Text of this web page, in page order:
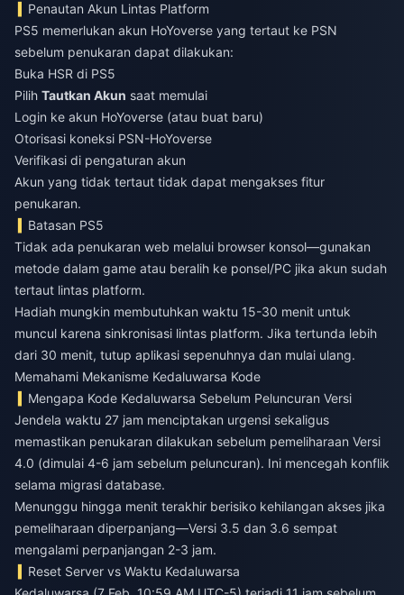
Penautan Akun Lintas Platform
PS5 memerlukan akun HoYoverse yang tertaut ke PSN
sebelum penukaran dapat dilakukan:
Buka HSR di PS5
Pilih Tautkan Akun saat memulai
Login ke akun HoYoverse (atau buat baru)
Otorisasi koneksi PSN-HoYoverse
Verifikasi di pengaturan akun
Akun yang tidak tertaut tidak dapat mengakses fitur
penukaran.
Batasan PS5
Tidak ada penukaran web melalui browser konsol—gunakan
metode dalam game atau beralih ke ponsel/PC jika akun sudah
tertaut lintas platform.
Hadiah mungkin membutuhkan waktu 15-30 menit untuk
muncul karena sinkronisasi lintas platform. Jika tertunda lebih
dari 30 menit, tutup aplikasi sepenuhnya dan mulai ulang.
Memahami Mekanisme Kedaluwarsa Kode
Mengapa Kode Kedaluwarsa Sebelum Peluncuran Versi
Jendela waktu 27 jam menciptakan urgensi sekaligus
memastikan penukaran dilakukan sebelum pemeliharaan Versi
4.0 (dimulai 4-6 jam sebelum peluncuran). Ini mencegah konflik
selama migrasi database.
Menunggu hingga menit terakhir berisiko kehilangan akses jika
pemeliharaan diperpanjang—Versi 3.5 dan 3.6 sempat
mengalami perpanjangan 2-3 jam.
Reset Server vs Waktu Kedaluwarsa